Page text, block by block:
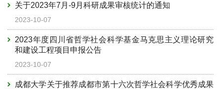
关于2023年7月-9月科研成果审核统计的通知
2023-10-07
2023年度四川省哲学社会科学基金马克思主义理论研究
和建设工程项目申报公告
2023-10-07
成都大学关于推荐成都市第十六次哲学社会科学优秀成果